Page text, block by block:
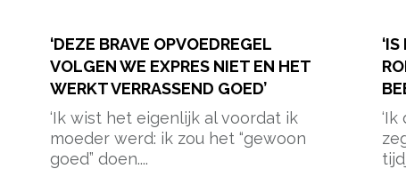
‘DEZE BRAVE OPVOEDREGEL
VOLGEN WE EXPRES NIET EN HET
WERKT VERRASSEND GOED’
‘Ik wist het eigenlijk al voordat ik
moeder werd: ik zou het “gewoon
goed” doen....